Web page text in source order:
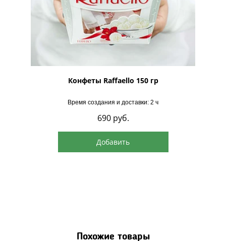
Конфеты Raffaello 150 гр
Время создания и доставки: 2 ч
690 руб.
Добавить
Похожие товары